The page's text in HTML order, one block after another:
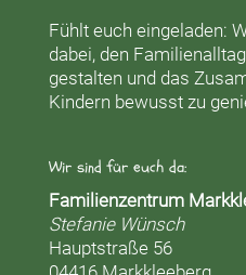
Fühlt euch eingeladen:
dabei, den
gestalten und das
Kindern bewusst zu
Wir sind für euch da:
Familienzentrum
Stefanie Wünsch
Hauptstraße 56